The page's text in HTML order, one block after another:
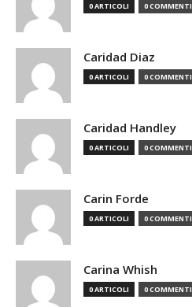
0 ARTICOLI 0 COMMENTI
Caridad Diaz
0 ARTICOLI 0 COMMENTI
Caridad Handley
0 ARTICOLI 0 COMMENTI
Carin Forde
0 ARTICOLI 0 COMMENTI
Carina Whish
0 ARTICOLI 0 COMMENTI